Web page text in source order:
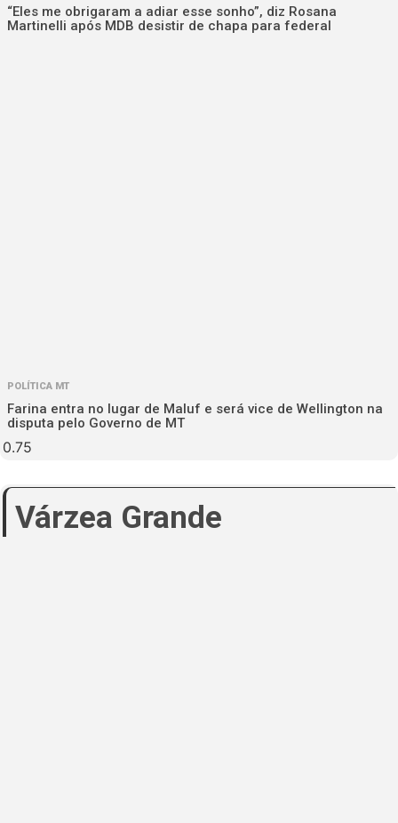
“Eles me obrigaram a adiar esse sonho”, diz Rosana
Martinelli após MDB desistir de chapa para federal
POLÍTICA MT
Farina entra no lugar de Maluf e será vice de Wellington na
disputa pelo Governo de MT
Várzea Grande